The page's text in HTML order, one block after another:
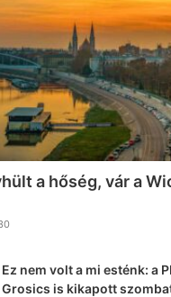
a hőség, vár a
Ez nem volt a mi esténk: a
Grosics is kikapott